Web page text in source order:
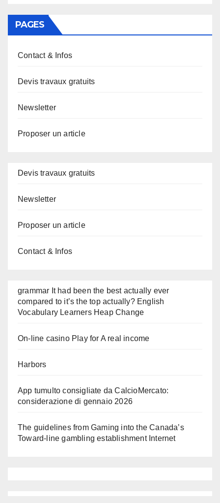
PAGES
Contact & Infos
Devis travaux gratuits
Newsletter
Proposer un article
Devis travaux gratuits
Newsletter
Proposer un article
Contact & Infos
grammar It had been the best actually ever
compared to it’s the top actually? English
Vocabulary Learners Heap Change
On-line casino Play for A real income
Harbors
App tumulto consigliate da CalcioMercato:
considerazione di gennaio 2026
The guidelines from Gaming into the Canada’s
Toward-line gambling establishment Internet